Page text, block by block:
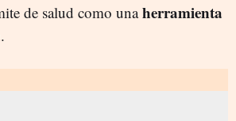
de salud como unaherramienta
.